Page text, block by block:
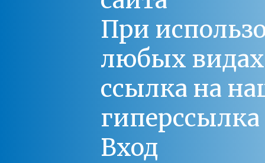
При
любых
ссылка на
Вход